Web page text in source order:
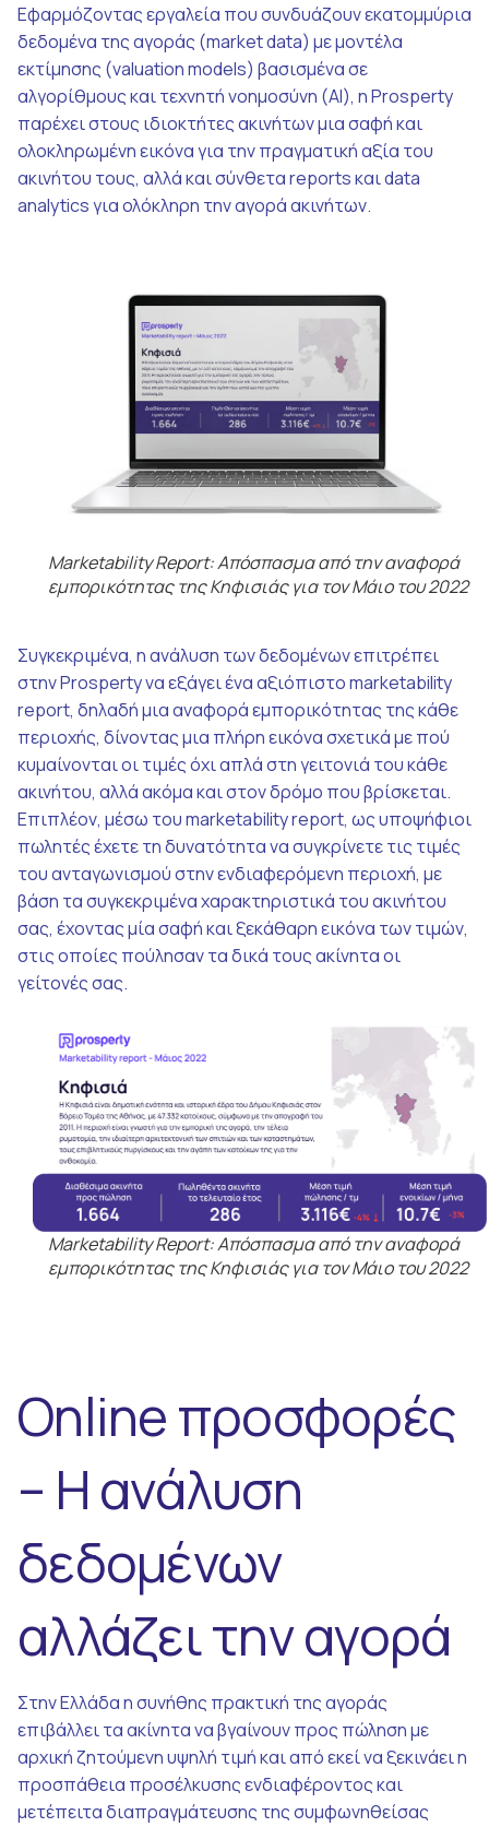
Εφαρμόζοντας εργαλεία που συνδυάζουν εκατομμύρια
δεδομένα της αγοράς (market data) με μοντέλα
εκτίμησης (valuation models) βασισμένα σε
αλγορίθμους και τεχνητή νοημοσύνη (AI), η Prosperty
παρέχει στους ιδιοκτήτες ακινήτων μια σαφή και
ολοκληρωμένη εικόνα για την πραγματική αξία του
ακινήτου τους, αλλά και σύνθετα reports και data
analytics για ολόκληρη την αγορά ακινήτων.
Marketability Report: Απόσπασμα από την αναφορά
εμπορικότητας της Κηφισιάς για τον Μάιο του 2022
Συγκεκριμένα, η ανάλυση των δεδομένων επιτρέπει
στην Prosperty να εξάγει ένα αξιόπιστο marketability
report, δηλαδή μια αναφορά εμπορικότητας της κάθε
περιοχής, δίνοντας μια πλήρη εικόνα σχετικά με πού
κυμαίνονται οι τιμές όχι απλά στη γειτονιά του κάθε
ακινήτου, αλλά ακόμα και στον δρόμο που βρίσκεται.
Επιπλέον, μέσω του marketability report, ως υποψήφιοι
πωλητές έχετε τη δυνατότητα να συγκρίνετε τις τιμές
του ανταγωνισμού στην ενδιαφερόμενη περιοχή, με
βάση τα συγκεκριμένα χαρακτηριστικά του ακινήτου
σας, έχοντας μία σαφή και ξεκάθαρη εικόνα των τιμών,
στις οποίες πούλησαν τα δικά τους ακίνητα οι
γείτονές σας.
Marketability Report: Απόσπασμα από την αναφορά
εμπορικότητας της Κηφισιάς για τον Μάιο του 2022
Online προσφορές
– H ανάλυση
δεδομένων
αλλάζει την αγορά
Στην Ελλάδα η συνήθης πρακτική της αγοράς
επιβάλλει τα ακίνητα να βγαίνουν προς πώληση με
αρχική ζητούμενη υψηλή τιμή και από εκεί να ξεκινάει η
προσπάθεια προσέλκυσης ενδιαφέροντος και
μετέπειτα διαπραγμάτευσης της συμφωνηθείσας